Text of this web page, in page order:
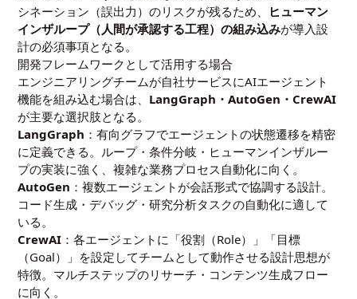
シネーション（誤出力）のリスクが残るため、
ヒューマン
インザループ（人間が承認する工程）の組み込みが導入設
計の必須事項となる。
開発フレームワークとして活用する場合
エンジニアリングチームが自社サービスにAIエージェント
機能を組み込む場合は、 LangGraph・AutoGen・CrewAI
が主要な選択肢となる。
LangGraph ：有向グラフでエージェントの状態遷移を精密
に定義できる。ループ・条件分岐・ヒューマンインザルー
プの実装に強く、複雑な業務プロセス自動化に向く。
AutoGen ：複数エージェントが会話形式で協調する設計。
コード生成・デバッグ・研究分析タスクの自動化に適して
いる。
CrewAI ：各エージェントに「役割（Role）」「目標
（Goal）」を設定してチームとして動作させる設計思想が
特徴。マルチステップのリサーチ・コンテンツ生成フロー
に向く。